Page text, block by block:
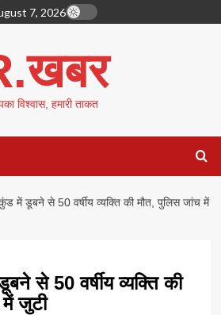
7, 2026
विश्वास, हमारी ताकत
में डूबने से 50 वर्षीय व्यक्ति की मौत, पुलिस जांच में
से 50 वर्षीय व्यक्ति की
जुटी